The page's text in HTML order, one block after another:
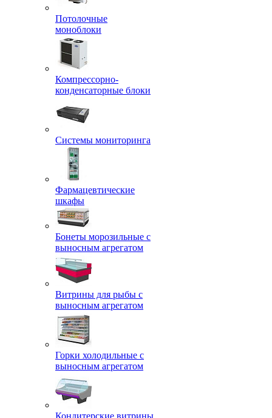
Потолочные
моноблоки
Компрессорно-
конденсаторные блоки
Системы мониторинга
Фармацевтические
шкафы
Бонеты морозильные с
выносным агрегатом
Витрины для рыбы с
выносным агрегатом
Горки холодильные с
выносным агрегатом
Кондитерские витрины